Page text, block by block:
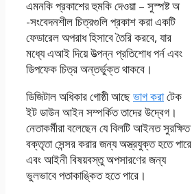
এমনকি প্রকাশের হুমকি দেওয়া – সুস্পষ্ট অ
-সংবেদনশীল চিত্রগুলি প্রকাশ করা একটি
ফেডারেল অপরাধ হিসাবে তৈরি করবে, যার
মধ্যে এআই দিয়ে উত্পন্ন প্রতিশোধ পর্ন এবং
ডিপফেক চিত্র অন্তর্ভুক্ত থাকবে।
ডিজিটাল অধিকার গোষ্ঠী আছেভাগ করাটেক
ইট ডাউন আইন সম্পর্কিত তাদের উদ্বেগ।
নেতাকর্মীরা বলেছেন যে বিলটি আইনত সুরক্ষিত
বক্তৃতা সেন্সর করার জন্য অস্ত্রযুক্ত হতে পারে
এবং আইনী বিষয়বস্তু অপসারণের জন্য
ভুলভাবে পতাকাঙ্কিত হতে পারে।